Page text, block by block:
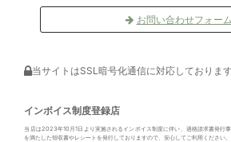
お問い合わせフォーム
当サイトはSSL暗号化通信に対応しております
インボイス制度登録店
当店は2023年10月1日より実施されるインボイス制度に伴い、適格請求書発行
を満たした領収書やレシートを発行しておりますので、安心してご利用ください。